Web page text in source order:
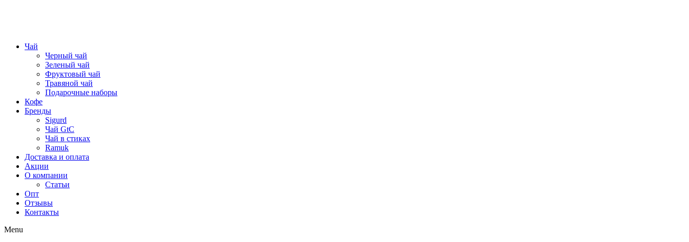
Чай
Черный чай
Зеленый чай
Фруктовый чай
Травяной чай
Подарочные наборы
Кофе
Бренды
Sigurd
Чай GtC
Чай в стиках
Ramuk
Доставка и оплата
Акции
О компании
Статьи
Опт
Отзывы
Контакты
Menu